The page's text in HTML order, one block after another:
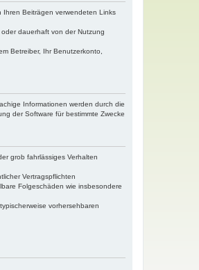
Beiträgen verwendeten Links
dauerhaft von der Nutzung
Betreiber, Ihr Benutzerkonto,
Informationen werden durch die
der Software für bestimmte Zwecke
grob fahrlässiges Verhalten
Vertragspflichten
Folgeschäden wie insbesondere
vorhersehbaren